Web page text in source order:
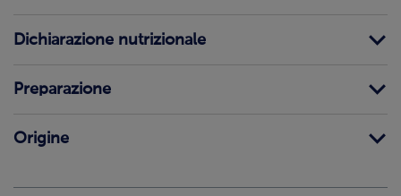
Dichiarazione nutrizionale
Preparazione
Origine